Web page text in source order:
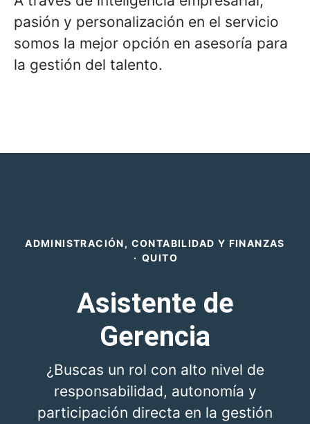
pasión y personalización en el servicio
somos la mejor opción en asesoría para
la gestión del talento.
ADMINISTRACIÓN, CONTABILIDAD Y FINANZAS
· QUITO
Asistente de
Gerencia
¿Buscas un rol con alto nivel de
responsabilidad, autonomía y
participación directa en la gestión